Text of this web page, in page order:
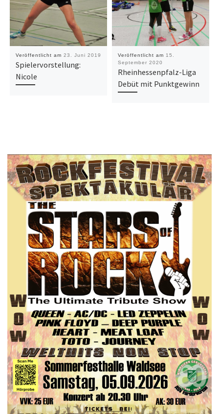
Veröffentlicht am 23. Juni 2019
Spielervorstellung:
Nicole
Veröffentlicht am 15.
September 2020
Rheinhessenpfalz-Liga
Debüt mit Punktgewinn